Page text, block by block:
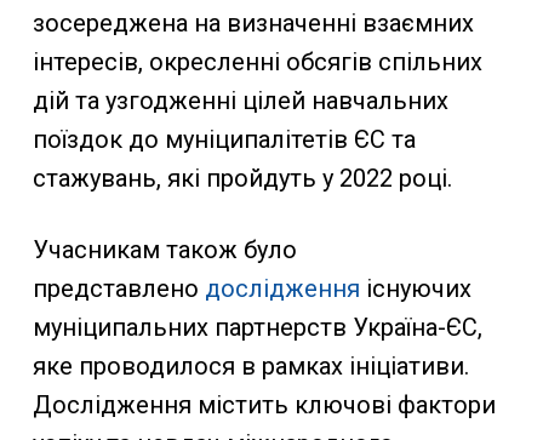
зосереджена на визначенні взаємних
інтересів, окресленні обсягів спільних
дій та узгодженні цілей навчальних
поїздок до муніципалітетів ЄС та
стажувань, які пройдуть у 2022 році.
Учасникам також було
представлено дослідження існуючих
муніципальних партнерств Україна-ЄС,
яке проводилося в рамках ініціативи.
Дослідження містить ключові фактори